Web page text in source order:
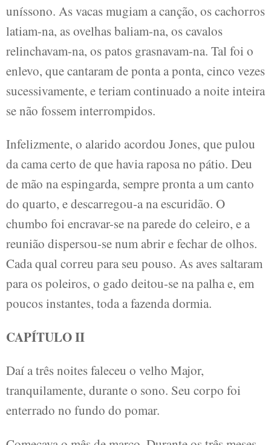
uníssono. As vacas mugiam a canção, os cachorros
latiam-na, as ovelhas baliam-na, os cavalos
relinchavam-na, os patos grasnavam-na. Tal foi o
enlevo, que cantaram de ponta a ponta, cinco vezes
sucessivamente, e teriam continuado a noite inteira
se não fossem interrompidos.
Infelizmente, o alarido acordou Jones, que pulou
da cama certo de que havia raposa no pátio. Deu
de mão na espingarda, sempre pronta a um canto
do quarto, e descarregou-a na escuridão. O
chumbo foi encravar-se na parede do celeiro, e a
reunião dispersou-se num abrir e fechar de olhos.
Cada qual correu para seu pouso. As aves saltaram
para os poleiros, o gado deitou-se na palha e, em
poucos instantes, toda a fazenda dormia.
CAPÍTULO II
Daí a três noites faleceu o velho Major,
tranquilamente, durante o sono. Seu corpo foi
enterrado no fundo do pomar.